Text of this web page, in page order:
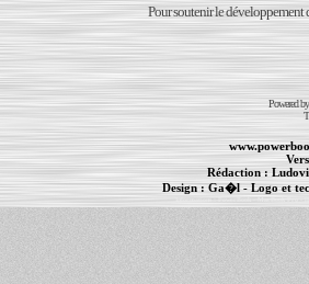
Pour soutenir le développement
Powered
Rédaction :
Design :Ga�l- Logo et
Informations :